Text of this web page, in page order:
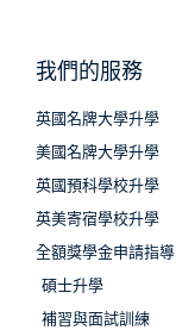
我們的服務
英國名牌大學升學
美國名牌大學升學
英國預科學校升學
英美寄宿學校升學
全額獎學金申請指導
碩士升學
補習與面試訓練